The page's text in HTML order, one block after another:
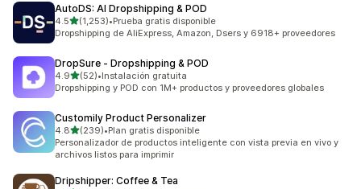
AutoDS: AI Dropshipping & POD
4.5de 5 estrellas
(1,253)
1253 reseñas en total
•Prueba gratis disponible
Dropshipping de AliExpress, Amazon, Dsers y 6918+ proveedores
DropSure ‑ Dropshipping & POD
4.9de 5 estrellas
(52)
52 reseñas en total
•Instalación gratuita
Dropshipping y POD con 1M+ productos y proveedores globales
Customily Product Personalizer
4.8de 5 estrellas
(239)
239 reseñas en total
•Plan gratis disponible
Personalizador de productos inteligente con vista previa en vivo y
archivos listos para imprimir
Dripshipper: Coffee & Tea